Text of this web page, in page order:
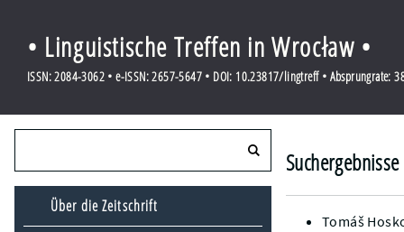
• Linguistische Treffen in Wrocław •
ISSN: 2084-3062 • e-ISSN: 2657-5647 • DOI: 10.23817/lingtreff • Absprungrate:
Über die Zeitschrift
Tomáš